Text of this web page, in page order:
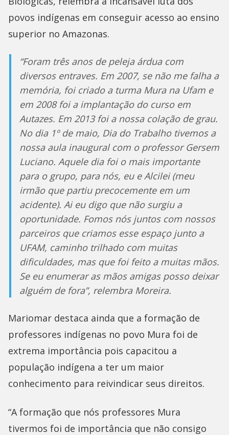
povos indígenas em conseguir acesso ao ensino
superior no Amazonas.
“Foram três anos de peleja árdua com
diversos entraves. Em 2007, se não me falha a
memória, foi criado a turma Mura na Ufam e
em 2008 foi a implantação do curso em
Autazes. Em 2013 foi a nossa colação de grau.
No dia 1º de maio, Dia do Trabalho tivemos a
nossa aula inaugural com o professor Gersem
Luciano. Aquele dia foi o mais importante
para o grupo, para nós, eu e Alcilei (meu
irmão que partiu precocemente em um
acidente). Ai eu digo que não surgiu a
oportunidade. Fomos nós juntos com nossos
parceiros que criamos esse espaço junto a
UFAM, caminho trilhado com muitas
dificuldades, mas que foi feito a muitas mãos.
Se eu enumerar as mãos amigas posso deixar
alguém de fora”, relembra Moreira.
Mariomar destaca ainda que a formação de
professores indígenas no povo Mura foi de
extrema importância pois capacitou a
população indígena a ter um maior
conhecimento para reivindicar seus direitos.
“A formação que nós professores Mura
tivermos foi de importância que não consigo